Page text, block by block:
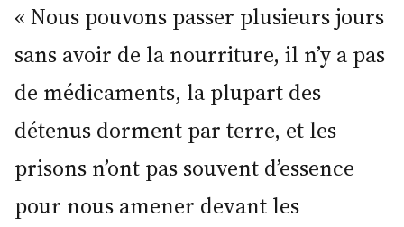
« Nous pouvons passer plusieurs jours
sans avoir de la nourriture, il n’y a pas
de médicaments, la plupart des
détenus dorment par terre, et les
prisons n’ont pas souvent d’essence
pour nous amener devant les